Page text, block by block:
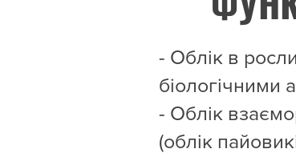
- Облік в
біологічними
- Облік
(облік